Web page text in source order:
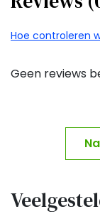
Hoe controleren
Geen reviews